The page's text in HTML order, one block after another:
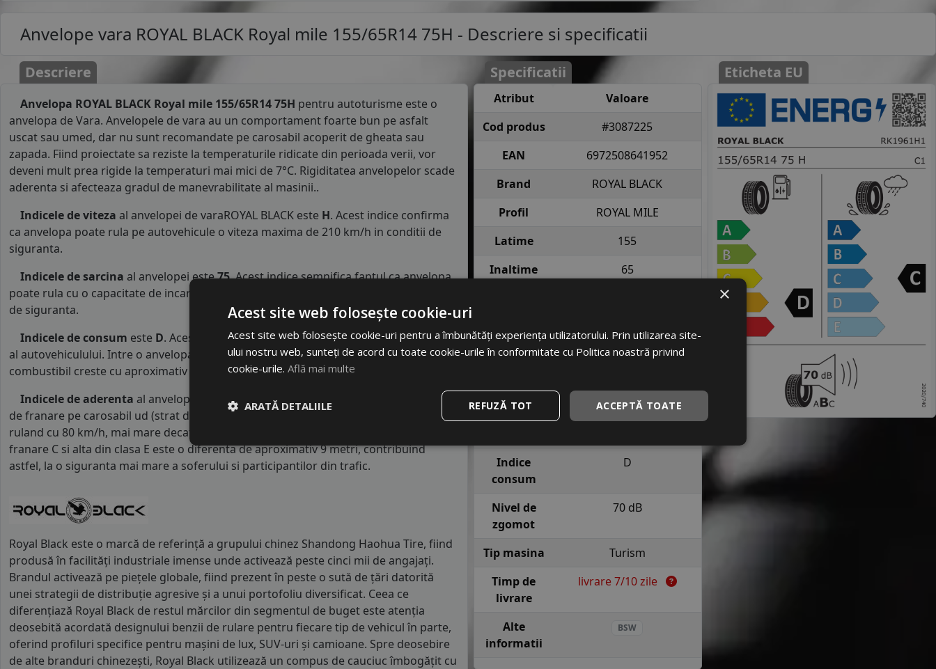
Anvelope vara ROYAL BLACK Royal mile 155/65R14 75H - Descriere si specificatii
Descriere
Anvelopa ROYAL BLACK Royal mile 155/65R14 75H pentru autoturisme este o
anvelopa de Vara. Anvelopele de vara au un comportament foarte bun pe asfalt
uscat sau umed, dar nu sunt recomandate pe carosabil acoperit de gheata sau
zapada. Fiind proiectate sa reziste la temperaturile ridicate din perioada verii, vor
deveni mult prea rigide la temperaturi mai mici de 7°C. Rigiditatea anvelopelor scade
aderenta si afecteaza gradul de manevrabilitate al masinii..
Indicele de viteza al anvelopei de varaROYAL BLACK este H. Acest indice confirma
ca anvelopa poate rula pe autovehicule o viteza maxima de 210 km/h in conditii de
siguranta.
Indicele de sarcina al anvelopei este75. Acest indice semnifica faptul ca anvelopa
poate rula cu o capacitate de incarcare maxima de 387 kg pe fiecare roata in conditii
de siguranta.
Indicele de consum este D. Acest indice reprezinta clasa de consum de carburant
al autovehiculului. Intre o anvelopa cu clasa B si o alta din clasa C, consumul de
combustibil creste cu aproximativ 1 litru la fiecare 1000 km parcursi.
Indicele de aderenta al anvelopei este C. Acest tip de anvelope va avea o distanta
de franare pe carosabil ud (strat de apa intre 0.5 mm si 1.5 mm) cu 4 anvelope cu ABS
ruland cu 80 km/h, mai mare decat clasele superioare. Intre o anvelopa din clasa de
franare C si alta din clasa E este o diferenta de aproximativ 9 metri, contribuind
astfel, la o siguranta mai mare a soferului si participantilor din trafic.
Royal Black este o marcă de referință a grupului chinez Shandong Haohua Tire, fiind
produsă în facilități industriale imense unde activează peste cinci mii de angajați.
Brandul activează pe piețele globale, fiind prezent în peste o sută de țări datorită
unei strategii de distribuție agresive și a unui portofoliu diversificat. Ceea ce
diferențiază Royal Black de restul mărcilor din segmentul de buget este atenția
deosebită acordată designului benzii de rulare pentru fiecare tip de vehicul în parte,
oferind profiluri specifice pentru mașini de lux, SUV-uri și camioane. Spre deosebire
de alte branduri chinezești, Royal Black utilizează un compus de cauciuc îmbogățit cu
Specificatii
Atribut
Valoare
Cod produs
#3087225
EAN
6972508641952
Brand
ROYAL BLACK
Profil
ROYAL MILE
Latime
155
Inaltime
65
incarcare
anvelopa
viteza
siguranta
Indice
Indice
consum
D
Nivel de
zgomot
70 dB
Tip masina
Turism
Timp de
livrare
livrare 7/10 zile
Alte
informatii
BSW
Eticheta EU
×
Acest site web folosește cookie-uri
Acest site web folosește cookie-uri pentru a îmbunătăți experiența utilizatorului. Prin utilizarea site-
ului nostru web, sunteți de acord cu toate cookie-urile în conformitate cu Politica noastră privind
cookie-urile. Află mai multe
ACCEPTĂ TOATE
REFUZĂ TOT
ARATĂ DETALIILE